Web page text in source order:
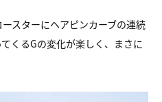
スターにヘアピンカーブの連続
くるGの変化が楽しく、まさに